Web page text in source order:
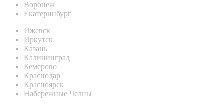
Воронеж
Екатеринбург
Ижевск
Иркутск
Казань
Калининград
Кемерово
Краснодар
Красноярск
Набережные Челны